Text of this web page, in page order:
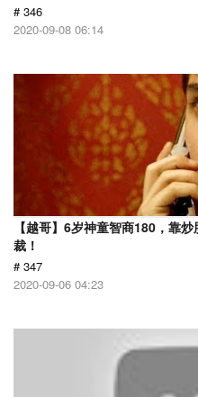
# 346
2020-09-08 06:14
【越哥】6岁神童智商180，靠
裁！
# 347
2020-09-06 04:23